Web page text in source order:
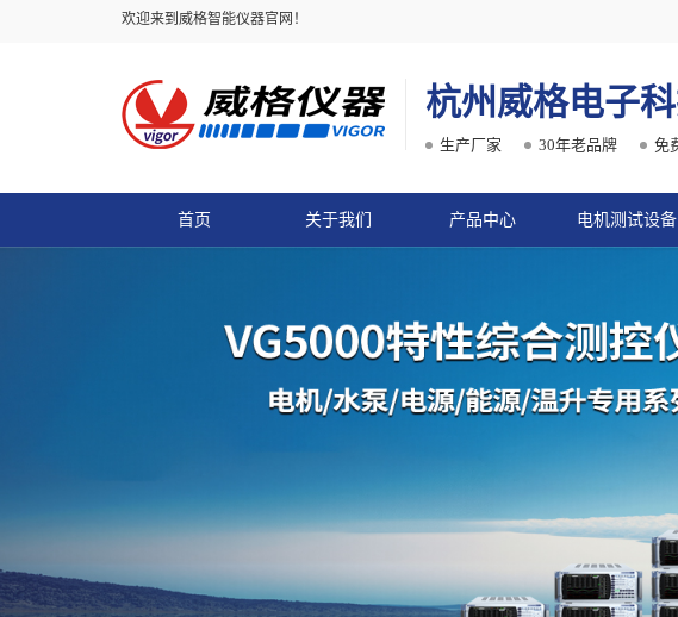
欢迎来到威格智能仪器官网！
杭州威格电子
生产厂家 30年老品牌 免
首页 关于我们 产品中心 电机测试设备